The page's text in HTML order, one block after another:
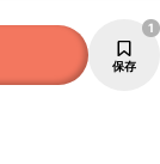
保存
1